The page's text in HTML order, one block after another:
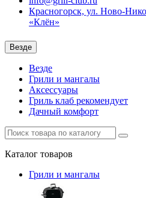
Красногорск, ул. Ново-
«Клён»
Везде
Везде
Грили и мангалы
Аксессуары
Гриль клаб рекомендует
Дачный комфорт
Каталог товаров
Грили и мангалы